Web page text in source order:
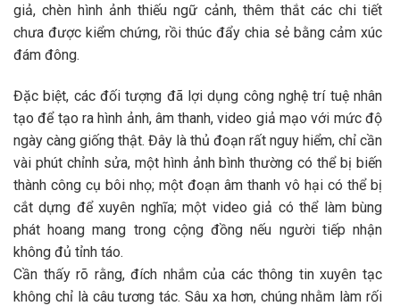
giả, chèn hình ảnh thiếu ngữ cảnh, thêm thắt các chi tiết
chưa được kiểm chứng, rồi thúc đẩy chia sẻ bằng cảm xúc
đám đông.
Đặc biệt, các đối tượng đã lợi dụng công nghệ trí tuệ nhân
tạo để tạo ra hình ảnh, âm thanh, video giả mạo với mức độ
ngày càng giống thật. Đây là thủ đoạn rất nguy hiểm, chỉ cần
vài phút chỉnh sửa, một hình ảnh bình thường có thể bị biến
thành công cụ bôi nhọ; một đoạn âm thanh vô hại có thể bị
cắt dựng để xuyên nghĩa; một video giả có thể làm bùng
phát hoang mang trong cộng đồng nếu người tiếp nhận
không đủ tỉnh táo.
Cần thấy rõ rằng, đích nhắm của các thông tin xuyên tạc
không chỉ là câu tương tác. Sâu xa hơn, chúng nhằm làm rối